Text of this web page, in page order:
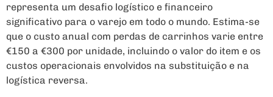
representa um desafio logístico e financeiro
significativo para o varejo em todo o mundo. Estima-se
que o custo anual com perdas de carrinhos varie entre
€150 a €300 por unidade, incluindo o valor do item e os
custos operacionais envolvidos na substituição e na
logística reversa.